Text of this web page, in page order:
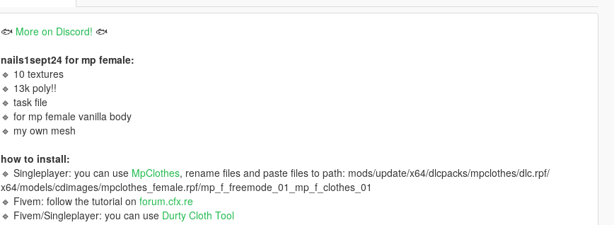
🐟 More on Discord! 🐟
nails1sept24 for mp female:
🔹 10 textures
🔹 13k poly!!
🔹 task file
🔹 for mp female vanilla body
🔹 my own mesh
how to install:
🔹 Singleplayer: you can use MpClothes, rename files and paste files to path: mods/update/x64/dlcpacks/mpclothes/dlc.rpf/
x64/models/cdimages/mpclothes_female.rpf/mp_f_freemode_01_mp_f_clothes_01
🔹 Fivem: follow the tutorial on forum.cfx.re
🔹 Fivem/Singleplayer: you can use Durty Cloth Tool